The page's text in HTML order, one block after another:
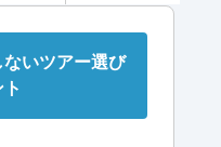
いツアー選び